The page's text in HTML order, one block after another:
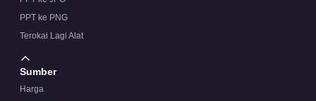
PPT ke PNG
Terokai Lagi Alat
Sumber
Harga